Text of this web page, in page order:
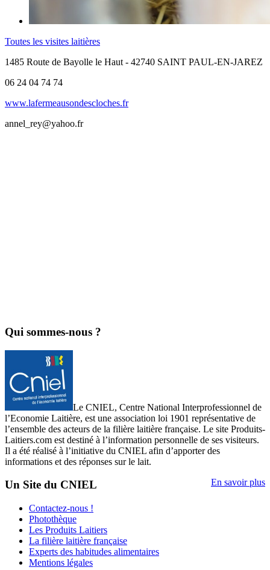
Toutes les visites laitières
1485 Route de Bayolle le Haut - 42740 SAINT PAUL-EN-JAREZ
06 24 04 74 74
www.lafermeausondescloches.fr
annel_rey@yahoo.fr
Qui sommes-nous ?
Le CNIEL, Centre National Interprofessionnel de
l’Economie Laitière, est une association loi 1901 représentative de
l’ensemble des acteurs de la filière laitière française. Le site Produits-
Laitiers.com est destiné à l’information personnelle de ses visiteurs.
Il a été réalisé à l’initiative du CNIEL afin d’apporter des
informations et des réponses sur le lait.
En savoir plus
Un Site du CNIEL
Contactez-nous !
Photothèque
Les Produits Laitiers
La filière laitière française
Experts des habitudes alimentaires
Mentions légales